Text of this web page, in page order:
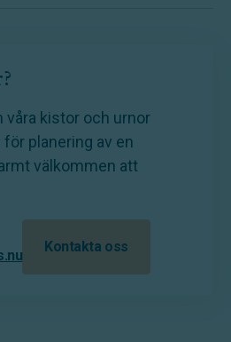
våra kistor och urnor
planering av en
välkommen att
Kontakta oss